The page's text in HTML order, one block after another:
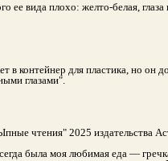
ее вида плохо: желто-белая,
контейнер для пластика, но он
глазами".
чтения" 2025 издательства
была моя любимая еда —